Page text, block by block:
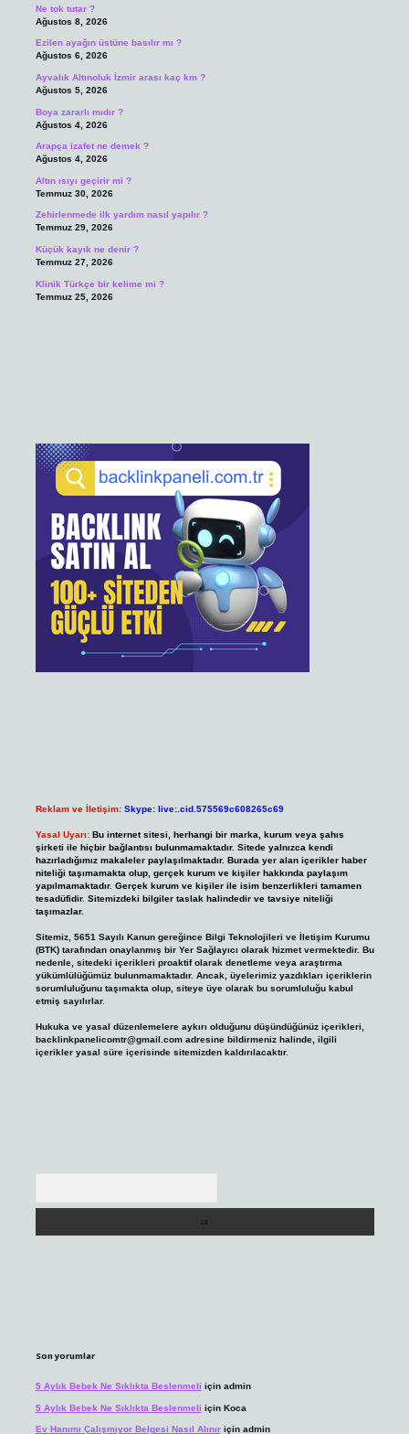
Ne tok tutar ?
Ağustos 8, 2026
Ezilen ayağın üstüne basılır mı ?
Ağustos 6, 2026
Ayvalık Altınoluk İzmir arası kaç km ?
Ağustos 5, 2026
Boya zararlı mıdır ?
Ağustos 4, 2026
Arapça izafet ne demek ?
Ağustos 4, 2026
Altın ısıyı geçirir mi ?
Temmuz 30, 2026
Zehirlenmede ilk yardım nasıl yapılır ?
Temmuz 29, 2026
Küçük kayık ne denir ?
Temmuz 27, 2026
Klinik Türkçe bir kelime mi ?
Temmuz 25, 2026
Reklam ve İletişim: Skype: live:.cid.575569c608265c69
Yasal Uyarı: Bu internet sitesi, herhangi bir marka, kurum veya şahıs
şirketi ile hiçbir bağlantısı bulunmamaktadır. Sitede yalnızca kendi
hazırladığımız makaleler paylaşılmaktadır. Burada yer alan içerikler haber
niteliği taşımamakta olup, gerçek kurum ve kişiler hakkında paylaşım
yapılmamaktadır. Gerçek kurum ve kişiler ile isim benzerlikleri tamamen
tesadüfidir. Sitemizdeki bilgiler taslak halindedir ve tavsiye niteliği
taşımazlar.
Sitemiz, 5651 Sayılı Kanun gereğince Bilgi Teknolojileri ve İletişim Kurumu
(BTK) tarafından onaylanmış bir Yer Sağlayıcı olarak hizmet vermektedir. Bu
nedenle, sitedeki içerikleri proaktif olarak denetleme veya araştırma
yükümlülüğümüz bulunmamaktadır. Ancak, üyelerimiz yazdıkları içeriklerin
sorumluluğunu taşımakta olup, siteye üye olarak bu sorumluluğu kabul
etmiş sayılırlar.
Hukuka ve yasal düzenlemelere aykırı olduğunu düşündüğünüz içerikleri,
backlinkpanelicomtr@gmail.comadresine bildirmeniz halinde, ilgili
içerikler yasal süre içerisinde sitemizden kaldırılacaktır.
Son yorumlar
5 Aylık Bebek Ne Sıklıkta Beslenmeli için admin
5 Aylık Bebek Ne Sıklıkta Beslenmeli için Koca
Ev Hanımı Çalışmıyor Belgesi Nasıl Alınıriçin admin